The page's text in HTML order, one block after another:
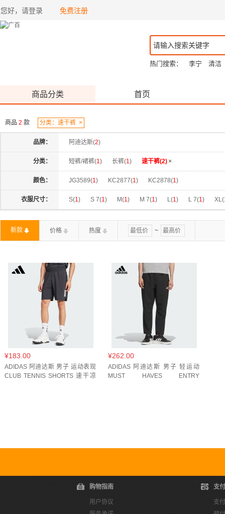
您好，请登录 免费注册
热门搜索： 李宁 清洁
商品分类 首页
商品 2 款 分类：速干裤 ×
品牌： 阿迪达斯(2)
分类： 短裤/裙裤(1) 长裤(1) 速干裤(2) ×
颜色： JG3589(1) KC2877(1) KC2878(1)
衣服尺寸： S(1) S 7(1) M(1) M 7(1) L(1) L 7(1) XL(
新款 价格 热度 ~
¥183.00
ADIDAS 阿迪达斯 男子 运动表现
CLUB TENNIS SHORTS 速干凉
¥262.00
ADIDAS 阿迪达斯 男子 轻运动
MUST HAVES ENTRY
购物指南
用户协议
支
支